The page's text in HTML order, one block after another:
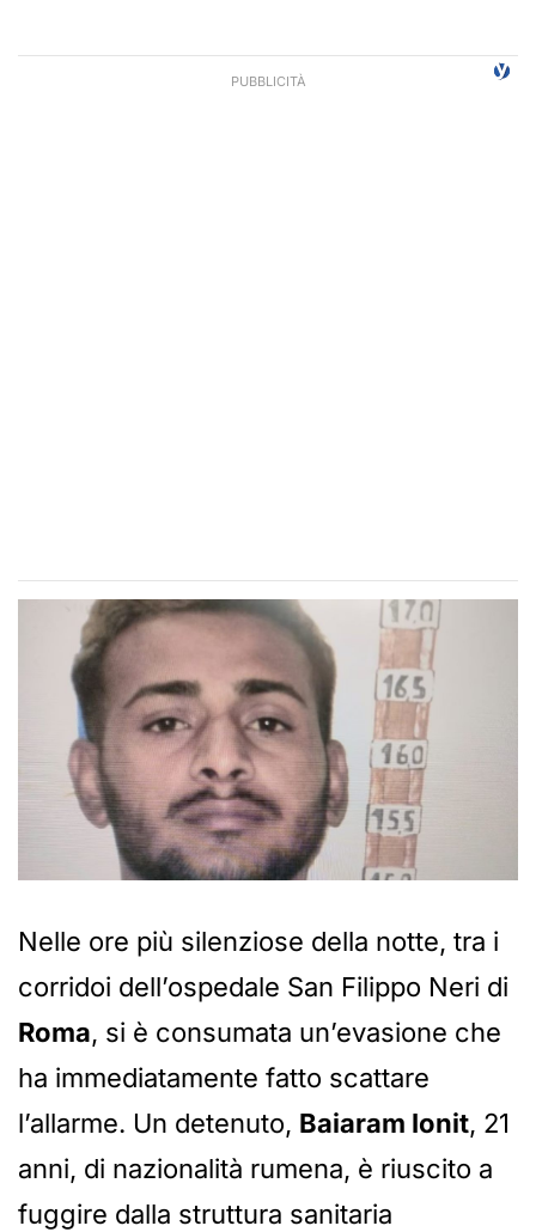
Nelle ore più silenziose della notte, tra i
corridoi dell’ospedale San Filippo Neri di
Roma, si è consumata un’evasione che
ha immediatamente fatto scattare
l’allarme. Un detenuto, Baiaram Ionit, 21
anni, di nazionalità rumena, è riuscito a
fuggire dalla struttura sanitaria